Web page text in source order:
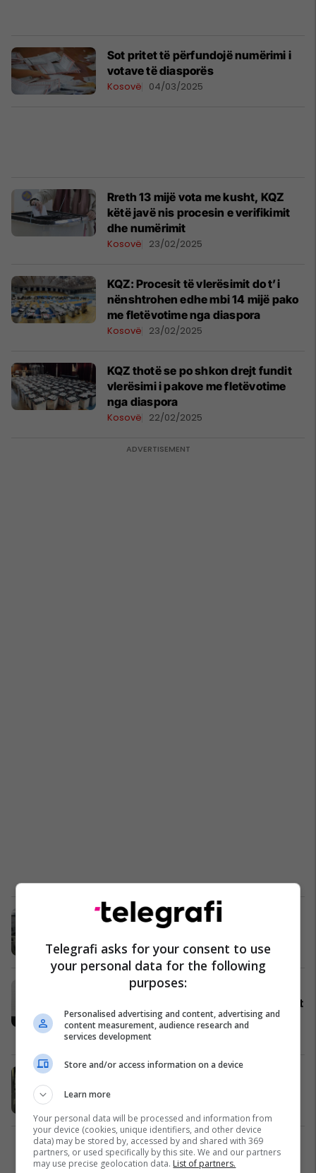
​Sot pritet të përfundojë numërimi i
votave të diasporës
Kosovë 04/03/2025
Rreth 13 mijë vota me kusht, KQZ
këtë javë nis procesin e verifikimit
dhe numërimit
Kosovë 23/02/2025
KQZ: Procesit të vlerësimit do t’i
nënshtrohen edhe mbi 14 mijë pako
me fletëvotime nga diaspora
Kosovë 23/02/2025
KQZ thotë se po shkon drejt fundit
vlerësimi i pakove me fletëvotime
nga diaspora
Kosovë 22/02/2025
Janë verifikuar mbi 38 mijë pako të
votave të ardhura përmes postës
Kosovë 19/02/2025
Dyshime për keqpërdorim të votave
nga diaspora, prokuroria nis hetimet
ndaj Martin Berishajt
Kosovë 06/02/2025
fletëvotime nga Austria
1
Telegrafi asks for your consent to use
your personal data for the following
purposes:
Personalised advertising and content, advertising and
content measurement, audience research and
services development
Store and/or access information on a device
Learn more
Your personal data will be processed and information from
your device (cookies, unique identifiers, and other device
data) may be stored by, accessed by and shared with 369
partners, or used specifically by this site. We and our partners
may use precise geolocation data. List of partners.